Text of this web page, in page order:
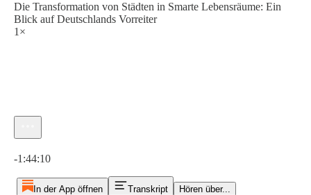
Die Transformation von Städten in Smarte Lebensräume: Ein
Blick auf Deutschlands Vorreiter
1×
-1:44:10
In der App öffnen Transkript Hören über...